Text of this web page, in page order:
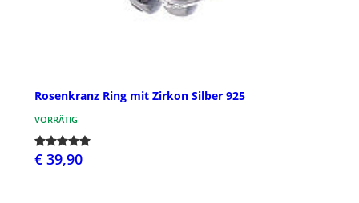
Rosenkranz Ring mit Zirkon Silber 925
VORRÄTIG
€ 39,90